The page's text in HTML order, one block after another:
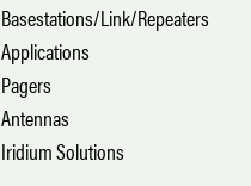
Basestations/Link/Repeaters
Applications
Pagers
Antennas
Iridium Solutions